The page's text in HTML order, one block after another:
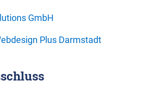
GmbH
Plus Darmstadt